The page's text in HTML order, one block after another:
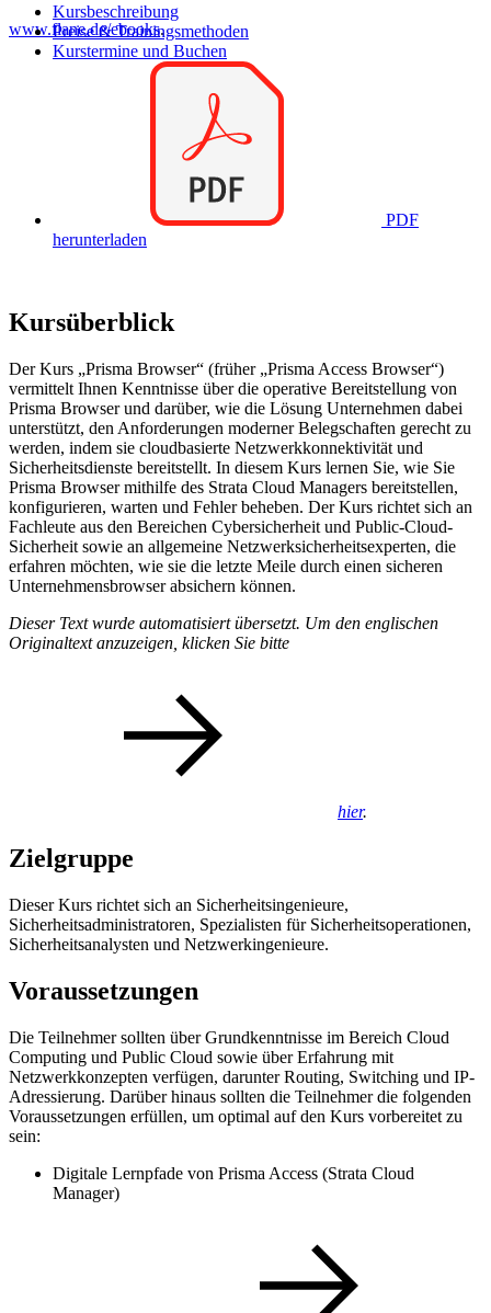
www.flane.de/ebooks.
Kursbeschreibung
Preise & Trainingsmethoden
Kurstermine und Buchen
PDF
herunterladen
Kursüberblick
Der Kurs „Prisma Browser“ (früher „Prisma Access Browser“)
vermittelt Ihnen Kenntnisse über die operative Bereitstellung von
Prisma Browser und darüber, wie die Lösung Unternehmen dabei
unterstützt, den Anforderungen moderner Belegschaften gerecht zu
werden, indem sie cloudbasierte Netzwerkkonnektivität und
Sicherheitsdienste bereitstellt. In diesem Kurs lernen Sie, wie Sie
Prisma Browser mithilfe des Strata Cloud Managers bereitstellen,
konfigurieren, warten und Fehler beheben. Der Kurs richtet sich an
Fachleute aus den Bereichen Cybersicherheit und Public-Cloud-
Sicherheit sowie an allgemeine Netzwerksicherheitsexperten, die
erfahren möchten, wie sie die letzte Meile durch einen sicheren
Unternehmensbrowser absichern können.
Dieser Text wurde automatisiert übersetzt. Um den englischen
Originaltext anzuzeigen, klicken Sie bitte
hier.
Zielgruppe
Dieser Kurs richtet sich an Sicherheitsingenieure,
Sicherheitsadministratoren, Spezialisten für Sicherheitsoperationen,
Sicherheitsanalysten und Netzwerkingenieure.
Voraussetzungen
Die Teilnehmer sollten über Grundkenntnisse im Bereich Cloud
Computing und Public Cloud sowie über Erfahrung mit
Netzwerkkonzepten verfügen, darunter Routing, Switching und IP-
Adressierung. Darüber hinaus sollten die Teilnehmer die folgenden
Voraussetzungen erfüllen, um optimal auf den Kurs vorbereitet zu
sein:
Digitale Lernpfade von Prisma Access (Strata Cloud
Manager)